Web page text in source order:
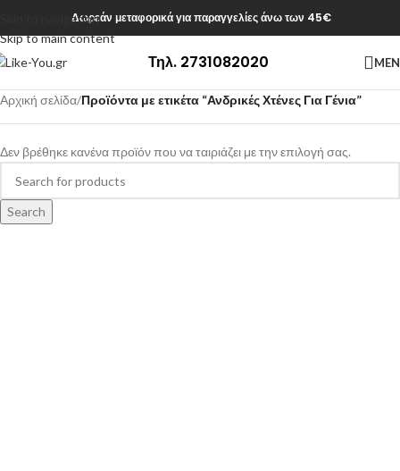
Skip to navigation
Skip to main content
Δωρεάν μεταφορικά για παραγγελίες άνω των 45€
Τηλ. 2731082020
Αρχική σελίδα/Προϊόντα με ετικέτα “Ανδρικές Χτένες Για Γένια”
Δεν βρέθηκε κανένα προϊόν που να ταιριάζει με την επιλογή σας.
Search